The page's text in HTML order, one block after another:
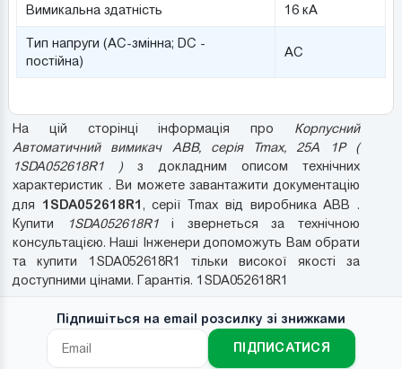
Вимикальна здатність 16 кА
Тип напруги (AC-змінна; DC -
постійна)
AC
На цій сторінці інформація про Корпусний
Автоматичний вимикач ABB, серія Tmax, 25A 1P (
1SDA052618R1 ) з докладним описом технічних
характеристик . Ви можете завантажити документацію
для 1SDA052618R1 , серії Tmax від виробника ABB .
Купити
1SDA052618R1і звернеться за технічною
консультацією. Наші Інженери допоможуть Вам обрати
та купити 1SDA052618R1 тільки високої якості за
доступними цінами. Гарантія. 1SDA052618R1
Підпишіться на email розсилку зі знижками
ПІДПИСАТИСЯ